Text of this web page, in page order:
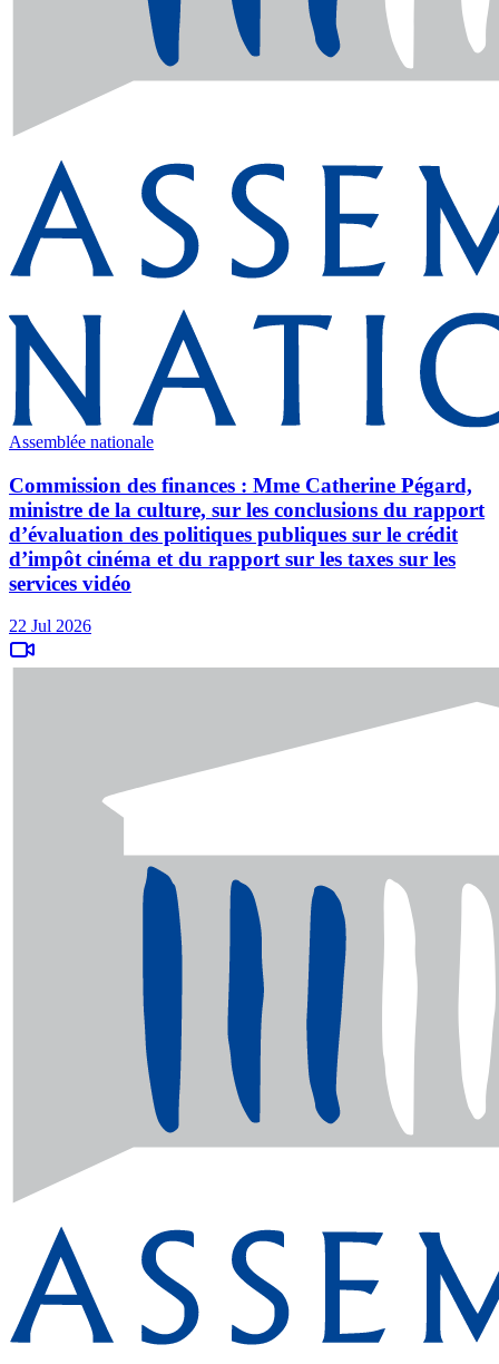
Assemblée nationale
Commission des finances : Mme Catherine Pégard,
ministre de la culture, sur les conclusions du rapport
d’évaluation des politiques publiques sur le crédit
d’impôt cinéma et du rapport sur les taxes sur les
services vidéo
22 Jul 2026